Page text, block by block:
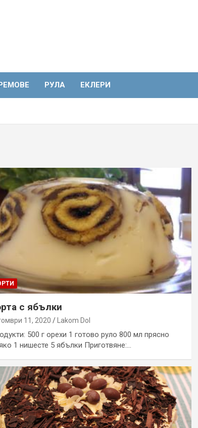
РУЛА ЕКЛЕРИ
с ябълки
11, 2020 Lakom Dol
500 г орехи 1 готово руло 800 мл прясно
1 нишесте 5 ябълки Приготвяне:…